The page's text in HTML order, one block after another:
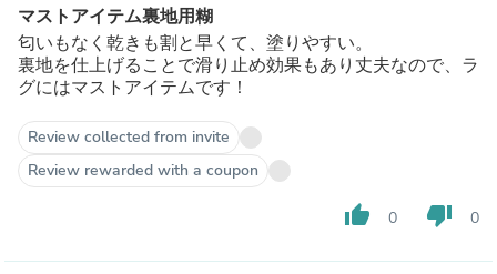
マストアイテム裏地用糊
匂いもなく乾きも割と早くて、塗りやすい。
裏地を仕上げることで滑り止め効果もあり丈夫なので、ラ
グにはマストアイテムです！
Review collected from invite
Review rewarded with a coupon
thumb_up 0 thumb_down 0